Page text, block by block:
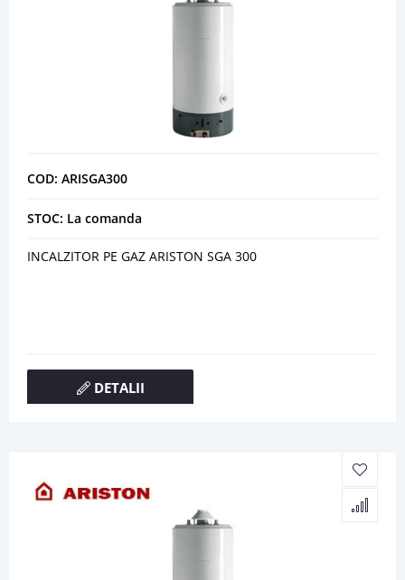
COD: ARISGA300
STOC: La comanda
INCALZITOR PE GAZ ARISTON SGA 300
DETALII